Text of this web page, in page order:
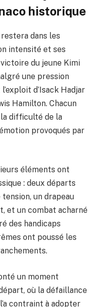
historique
dans les
intensité et ses
du jeune Kimi
une pression
d’Isack Hadjar
Hamilton. Chacun
difficulté de la
provoqués par
éléments ont
: deux départs
un drapeau
et un combat acharné
des handicaps
ont poussé les
un moment
où la défaillance
contraint à adopter